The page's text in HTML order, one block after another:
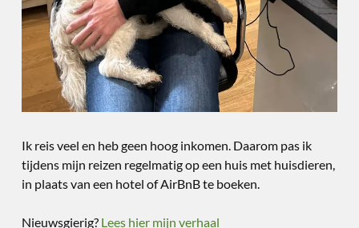
Ik reis veel en heb geen hoog inkomen. Daarom pas ik
tijdens mijn reizen regelmatig op een huis met huisdieren,
in plaats van een hotel of AirBnB te boeken.
Nieuwsgierig? Lees hier mijn verhaal